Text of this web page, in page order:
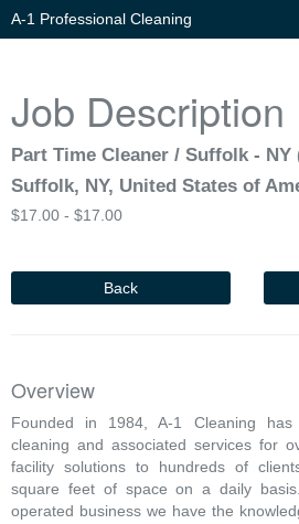
A-1 Professional Cleaning
Job Description
Part Time Cleaner / Suffolk - NY
Suffolk, NY, United States of
$17.00 - $17.00
Back
Overview
Founded in 1984, A-1 Cleaning has
cleaning and associated services for
facility solutions to hundreds of
square feet of space on a daily
operated business we have the